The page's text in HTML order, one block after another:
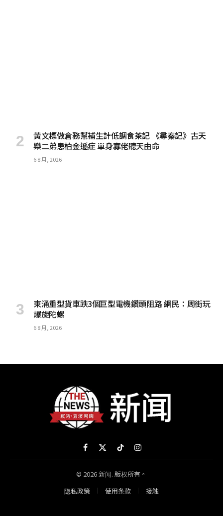
黃文標做倉務幫補生計低調食茶記 《尋秦記》古天
樂二弟患柏金遜症 單身寡佬聽天由命
6 8 月, 2026
東涌重型貨車跌3個巨型電機鑽頭阻路 網民：周街玩
爆旋陀螺
6 8 月, 2026
Facebook
X
(Twitter)
TikTokInstagram
© 2026 新闻. 版权所有。
隐私政策
使用条款 接触